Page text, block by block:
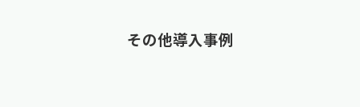
その他導入事例